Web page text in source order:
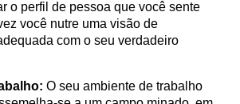
o perfil de pessoa que você sente
você nutre uma visão de
com o seu verdadeiro
O seu ambiente de trabalho